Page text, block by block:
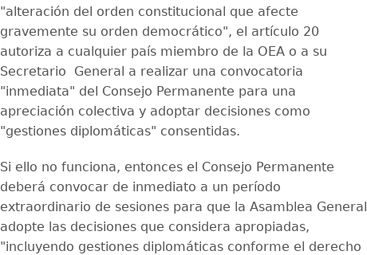
"alteración del orden constitucional que afecte
gravemente su orden democrático", el artículo 20
autoriza a cualquier país miembro de la OEA o a su
Secretario General a realizar una convocatoria
"inmediata" del Consejo Permanente para una
apreciación colectiva y adoptar decisiones como
"gestiones diplomáticas" consentidas.
Si ello no funciona, entonces el Consejo Permanente
deberá convocar de inmediato a un período
extraordinario de sesiones para que la Asamblea General
adopte las decisiones que considera apropiadas,
"incluyendo gestiones diplomáticas conforme el derecho